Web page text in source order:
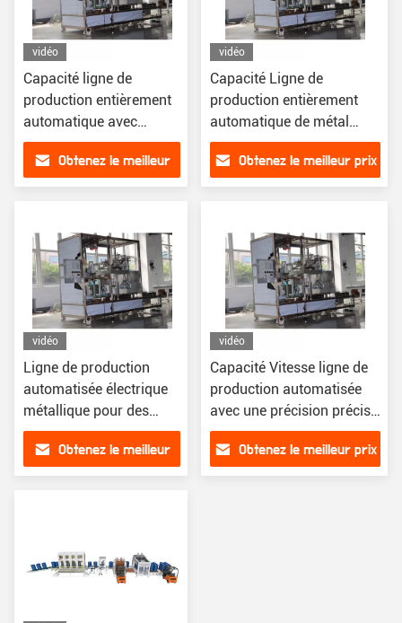
vidéo
Capacité ligne de
production entièrement
automatique avec
contrôle PLC précis et
faible entretien
Obtenez le meilleur
vidéo
Capacité Ligne de
production entièrement
automatique de métal
électrique avec une
précision précise et de
multiples caractéristiques
Obtenez le meilleur prix
vidéo
Ligne de production
automatisée électrique
métallique pour des
opérations continues
précisesObtenez le meilleur
vidéo
Capacité Vitesse ligne de
production automatisée
avec une précision précise
et plusieurs
caractéristiques de
sécurité
Obtenez le meilleur prix